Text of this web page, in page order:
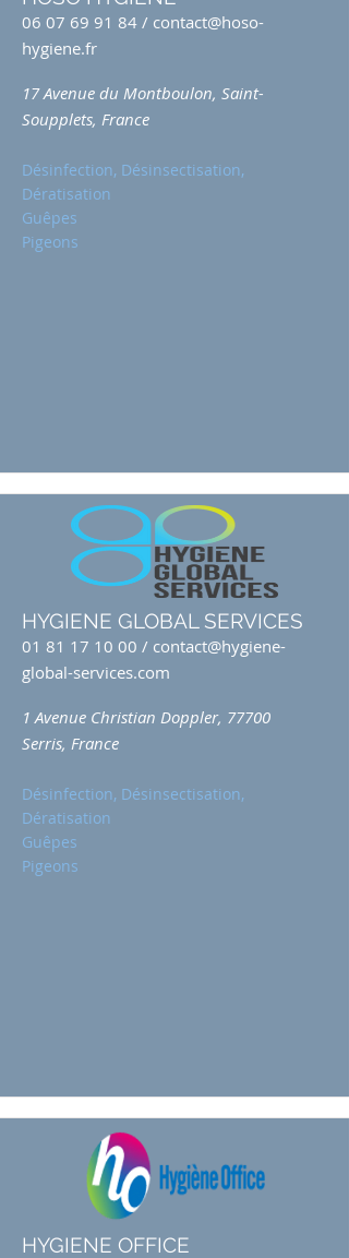
06 07 69 91 84 / contact@hoso-
hygiene.fr
17 Avenue du Montboulon, Saint-
Soupplets, France
Désinfection, Désinsectisation,
Dératisation
Guêpes
Pigeons
HYGIENE GLOBAL SERVICES
01 81 17 10 00 / contact@hygiene-
global-services.com
1 Avenue Christian Doppler, 77700
Serris, France
Désinfection, Désinsectisation,
Dératisation
Guêpes
Pigeons
HYGIENE OFFICE